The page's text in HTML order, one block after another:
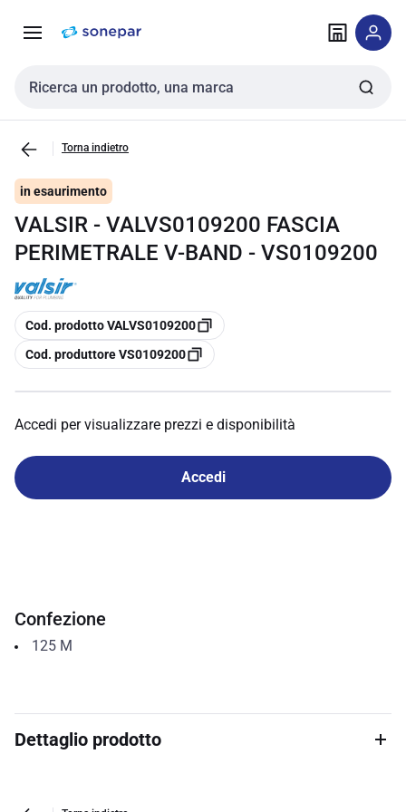
navigazione alla
Cerca input
Torna indietro
in esaurimento
VALSIR - VALVS0109200 FASCIA
PERIMETRALE V-BAND - VS0109200
copia
Cod. prodotto VALVS0109200
copia
Cod. produttore VS0109200
Accedi per visualizzare prezzi e disponibilità
Accedi
Confezione
125 M
Dettaglio prodotto